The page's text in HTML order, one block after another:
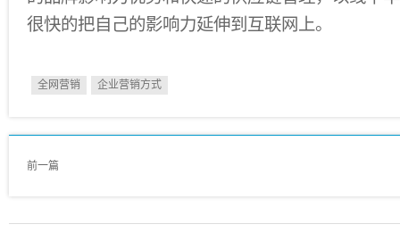
很快的把自己的影响力延伸到互联网上。
全网营销 企业营销方式
前一篇